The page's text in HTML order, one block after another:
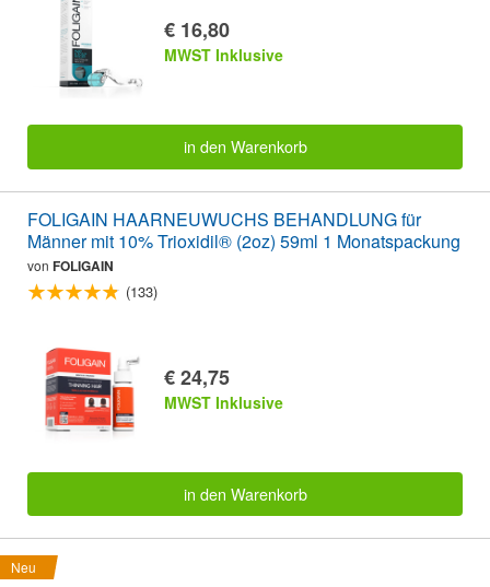
€ 16,80
MWST Inklusive
in den Warenkorb
FOLIGAIN HAARNEUWUCHS BEHANDLUNG für
Männer mit 10% Trioxidil® (2oz) 59ml 1 Monatspackung
von FOLIGAIN
(133)
€ 24,75
MWST Inklusive
in den Warenkorb
Neu